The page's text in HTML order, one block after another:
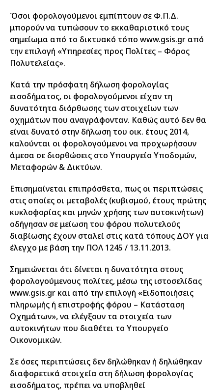
Όσοι φορολογούμενοι εμπίπτουν σε Φ.Π.Δ.
μπορούν να τυπώσουν το εκκαθαριστικό τους
σημείωμα από το δικτυακό τόπο www.gsis.gr από
την επιλογή «Υπηρεσίες προς Πολίτες – Φόρος
Πολυτελείας».
Κατά την πρόσφατη δήλωση φορολογίας
εισοδήματος, οι φορολογούμενοι είχαν τη
δυνατότητα διόρθωσης των στοιχείων των
οχημάτων που αναγράφονταν. Καθώς αυτό δεν θα
είναι δυνατό στην δήλωση του οικ. έτους 2014,
καλούνται οι φορολογούμενοι να προχωρήσουν
άμεσα σε διορθώσεις στο Υπουργείο Υποδομών,
Μεταφορών & Δικτύων.
Επισημαίνεται επιπρόσθετα, πως οι περιπτώσεις
στις οποίες οι μεταβολές (κυβισμού, έτους πρώτης
κυκλοφορίας και μηνών χρήσης των αυτοκινήτων)
οδήγησαν σε μείωση του φόρου πολυτελούς
διαβίωσης έχουν σταλεί στις κατά τόπους ΔΟΥ για
έλεγχο με βάση την ΠΟΛ 1245 / 13.11.2013.
Σημειώνεται ότι δίνεται η δυνατότητα στους
φορολογούμενους πολίτες, μέσω της ιστοσελίδας
www.gsis.gr και από την επιλογή «Ειδοποιήσεις
πληρωμής ή επιστροφής φόρου – Κατάσταση
Οχημάτων», να ελέγξουν τα στοιχεία των
αυτοκινήτων που διαθέτει το Υπουργείο
Οικονομικών.
Σε όσες περιπτώσεις δεν δηλώθηκαν ή δηλώθηκαν
διαφορετικά στοιχεία στη δήλωση φορολογίας
εισοδήματος, πρέπει να υποβληθεί